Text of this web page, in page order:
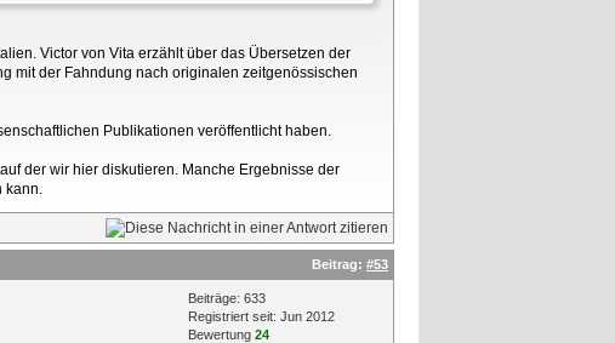
Victor von Vita erzählt über das Übersetzen der
mit der Fahndung nach originalen zeitgenössischen
Publikationen veröffentlicht haben.
der wir hier diskutieren. Manche Ergebnisse der
kann.
Beitrag: #53
Beiträge: 633
Registriert seit: Jun 2012
Bewertung 24